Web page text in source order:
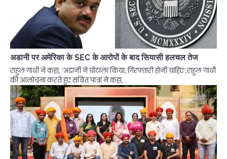
अडानी पर अमेरिका के SEC के आरोपों के बाद सियासी हलचल तेज
राहुल गांधी ने कहा, ‘अडानी ने घोटाला किया, गिरफ्तारी होनी चाहिए’,राहुल गांधी
की आलोचना करते हुए संबित पात्रा ने कहा,…